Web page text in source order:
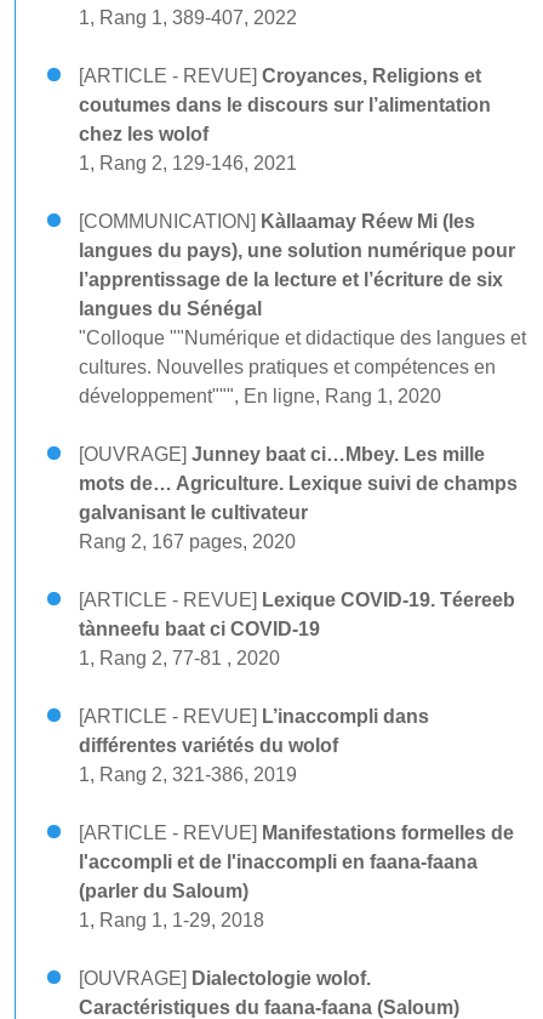
1, Rang 1, 389-407, 2022
[ARTICLE - REVUE] Croyances, Religions et
coutumes dans le discours sur l’alimentation
chez les wolof
1, Rang 2, 129-146, 2021
[COMMUNICATION] Kàllaamay Réew Mi (les
langues du pays), une solution numérique pour
l’apprentissage de la lecture et l’écriture de six
langues du Sénégal
"Colloque ""Numérique et didactique des langues et
cultures. Nouvelles pratiques et compétences en
développement""", En ligne, Rang 1, 2020
[OUVRAGE] Junney baat ci…Mbey. Les mille
mots de… Agriculture. Lexique suivi de champs
galvanisant le cultivateur
Rang 2, 167 pages, 2020
[ARTICLE - REVUE] Lexique COVID-19. Téereeb
tànneefu baat ci COVID-19
1, Rang 2, 77-81 , 2020
[ARTICLE - REVUE] L’inaccompli dans
différentes variétés du wolof
1, Rang 2, 321-386, 2019
[ARTICLE - REVUE] Manifestations formelles de
l'accompli et de l'inaccompli en faana-faana
(parler du Saloum)
1, Rang 1, 1-29, 2018
[OUVRAGE] Dialectologie wolof.
Caractéristiques du faana-faana (Saloum)